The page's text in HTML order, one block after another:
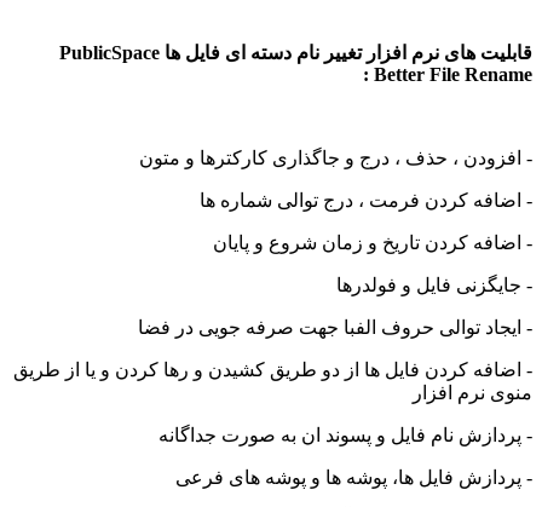
قابلیت های نرم افزار تغییر نام دسته ای فایل ها PublicSpace
Better File
، حذف ، درج و جاگذاری کارکترها و متون
کردن فرمت ، درج توالی شماره ها
کردن تاریخ و زمان شروع و پایان
فایل و فولدرها
توالی حروف الفبا جهت صرفه جویی در فضا
کردن فایل ها از دو طریق کشیدن و رها کردن و یا از طریق
افزار
نام فایل و پسوند ان به صورت جداگانه
فایل ها، پوشه ها و پوشه های فرعی